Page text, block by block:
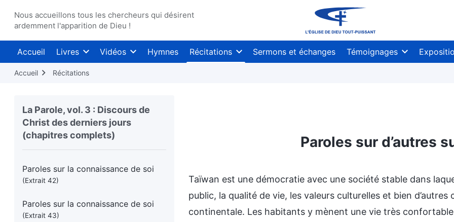
Nous accueillons tous les chercheurs qui désirent
ardemment l'apparition de Dieu !
Accueil Livres Vidéos Hymnes Récitations Sermons et échanges Témoignages
Accueil Récitations
La Parole, vol. 3 : Discours de
Christ des derniers jours
(chapitres complets)
Paroles sur l’accomplissement d’un
devoir(Extrait 38)
Paroles sur l’accomplissement d’un
devoir
(Extrait 39)
devoir(Extrait 40)
Paroles sur l’accomplissement d’un
Paroles sur la connaissance de soi
(Extrait 42)
Paroles sur la connaissance de soi
(Extrait 43)
Paroles sur d’autres
Taïwan est une démocratie avec une société stable dans
public, la qualité de vie, les valeurs culturelles et bien
continentale. Les habitants y mènent une vie très